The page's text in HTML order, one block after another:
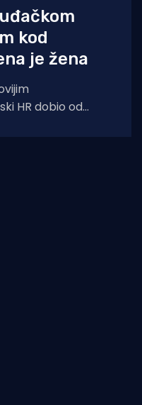
kod
je žena
HR dobio od